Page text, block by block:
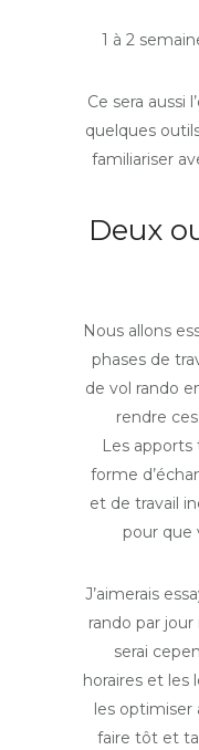
1 à 2
Ce sera aussi
quelques
familiariser
Deux
Nous allons
phases de
de vol rando
rendre
Les
forme
et de travail
pour que
J’aimerais
rando par
serai
horaires et les
les optimiser
faire tôt et